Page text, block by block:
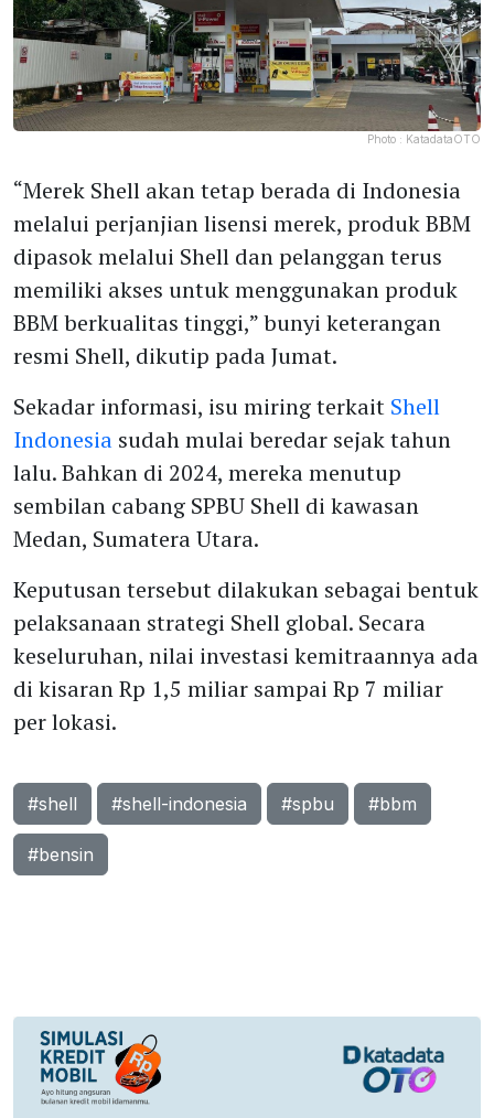
Photo : KatadataOTO
“Merek Shell akan tetap berada di Indonesia
melalui perjanjian lisensi merek, produk BBM
dipasok melalui Shell dan pelanggan terus
memiliki akses untuk menggunakan produk
BBM berkualitas tinggi,” bunyi keterangan
resmi Shell, dikutip pada Jumat.
Sekadar informasi, isu miring terkait Shell
Indonesia sudah mulai beredar sejak tahun
lalu. Bahkan di 2024, mereka menutup
sembilan cabang SPBU Shell di kawasan
Medan, Sumatera Utara.
Keputusan tersebut dilakukan sebagai bentuk
pelaksanaan strategi Shell global. Secara
keseluruhan, nilai investasi kemitraannya ada
di kisaran Rp 1,5 miliar sampai Rp 7 miliar
per lokasi.
#shell #shell-indonesia #spbu #bbm
#bensin